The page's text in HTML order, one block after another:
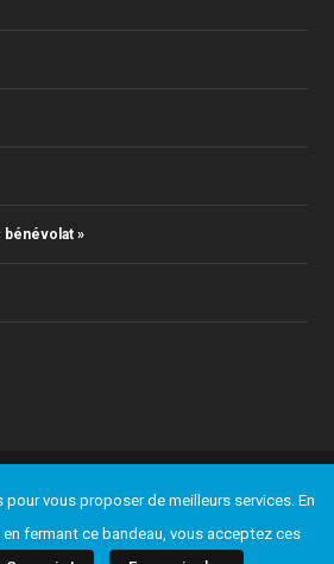
bénévolat »
( webmaster@actionjazz.fr )
Presse Contact
L’Association
»
Plan du site Mentions légales
vous proposer de meilleurs services. En
fermant ce bandeau, vous acceptez ces